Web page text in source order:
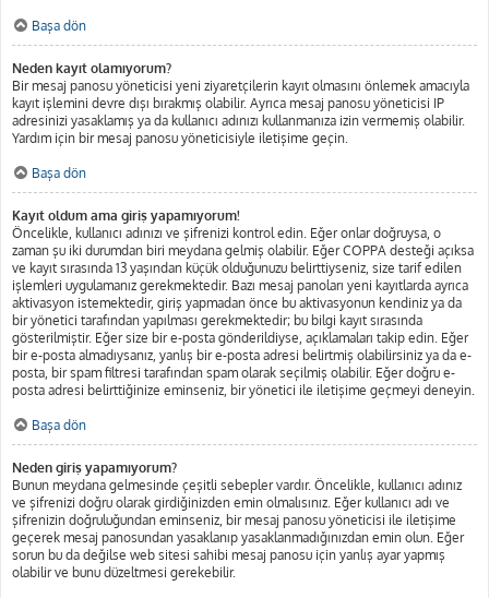
Başa dön
Neden kayıt olamıyorum?
Bir mesaj panosu yöneticisi yeni ziyaretçilerin kayıt olmasını önlemek amacıyla
kayıt işlemini devre dışı bırakmış olabilir. Ayrıca mesaj panosu yöneticisi IP
adresinizi yasaklamış ya da kullanıcı adınızı kullanmanıza izin vermemiş olabilir.
Yardım için bir mesaj panosu yöneticisiyle iletişime geçin.
Başa dön
Kayıt oldum ama giriş yapamıyorum!
Öncelikle, kullanıcı adınızı ve şifrenizi kontrol edin. Eğer onlar doğruysa, o
zaman şu iki durumdan biri meydana gelmiş olabilir. Eğer COPPA desteği açıksa
ve kayıt sırasında 13 yaşından küçük olduğunuzu belirttiyseniz, size tarif edilen
işlemleri uygulamanız gerekmektedir. Bazı mesaj panoları yeni kayıtlarda ayrıca
aktivasyon istemektedir, giriş yapmadan önce bu aktivasyonun kendiniz ya da
bir yönetici tarafından yapılması gerekmektedir; bu bilgi kayıt sırasında
gösterilmiştir. Eğer size bir e-posta gönderildiyse, açıklamaları takip edin. Eğer
bir e-posta almadıysanız, yanlış bir e-posta adresi belirtmiş olabilirsiniz ya da e-
posta, bir spam filtresi tarafından spam olarak seçilmiş olabilir. Eğer doğru e-
posta adresi belirttiğinize eminseniz, bir yönetici ile iletişime geçmeyi deneyin.
Başa dön
Neden giriş yapamıyorum?
Bunun meydana gelmesinde çeşitli sebepler vardır. Öncelikle, kullanıcı adınız
ve şifrenizi doğru olarak girdiğinizden emin olmalısınız. Eğer kullanıcı adı ve
şifrenizin doğruluğundan eminseniz, bir mesaj panosu yöneticisi ile iletişime
geçerek mesaj panosundan yasaklanıp yasaklanmadığınızdan emin olun. Eğer
sorun bu da değilse web sitesi sahibi mesaj panosu için yanlış ayar yapmış
olabilir ve bunu düzeltmesi gerekebilir.